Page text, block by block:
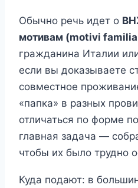
Обычно речь идет о
мотивам (motivi
гражданина Италии
если вы доказываете
совместное
«папка» в разных
отличаться по форме
главная задача —
чтобы их было трудно
Куда подают: в